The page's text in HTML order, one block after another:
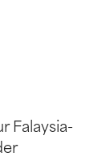
Falaysia-